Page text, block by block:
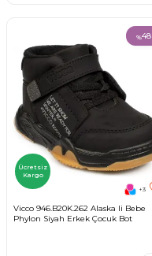
%48
Ücretsiz
Kargo
+3
Vicco 946.B20K.262 Alaska Ii Bebe
Phylon Siyah Erkek Çocuk Bot